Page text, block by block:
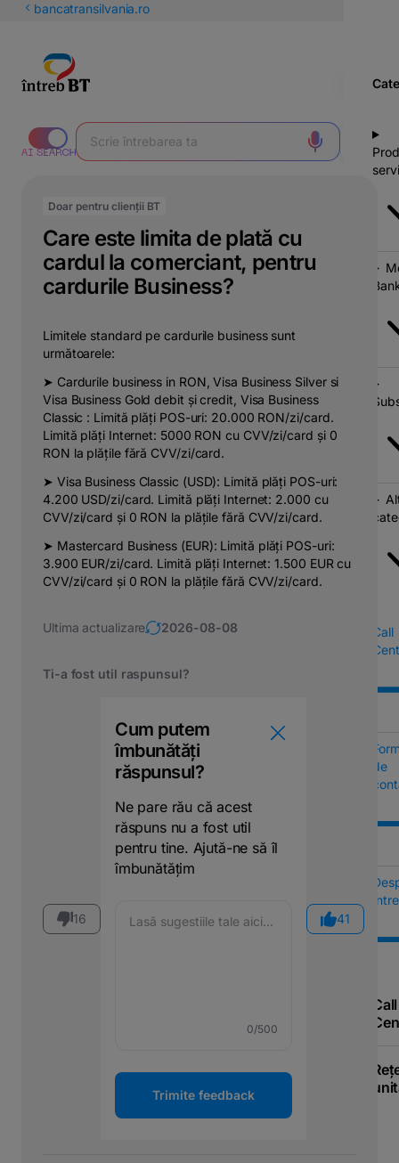
latineștibancatransilvania.ro
Call
de
Call
Doar pentru clienții BT
Care este limita de plată cu
cardul la comerciant, pentru
cardurile Business?
Limitele standard pe cardurile business sunt
următoarele:
➤ Cardurile business in RON, Visa Business Silver si
Visa Business Gold debit și credit, Visa Business
Classic : Limită plăți POS-uri: 20.000 RON/zi/card.
Limită plăți Internet: 5000 RON cu CVV/zi/card și 0
RON la plățile fără CVV/zi/card.
➤ Visa Business Classic (USD): Limită plăți POS-uri:
4.200 USD/zi/card. Limită plăți Internet: 2.000 cu
CVV/zi/card și 0 RON la plățile fără CVV/zi/card.
➤ Mastercard Business (EUR): Limită plăți POS-uri:
3.900 EUR/zi/card. Limită plăți Internet: 1.500 EUR cu
CVV/zi/card și 0 RON la plățile fără CVV/zi/card.
Ultima actualizare 2026-08-08
Ti-a fost util raspunsul?
16
Cum putem
îmbunătăți
răspunsul?
Ne pare rău că acest
răspuns nu a fost util
pentru tine. Ajută-ne să îl
îmbunătățim
0/500
Trimite feedback
41